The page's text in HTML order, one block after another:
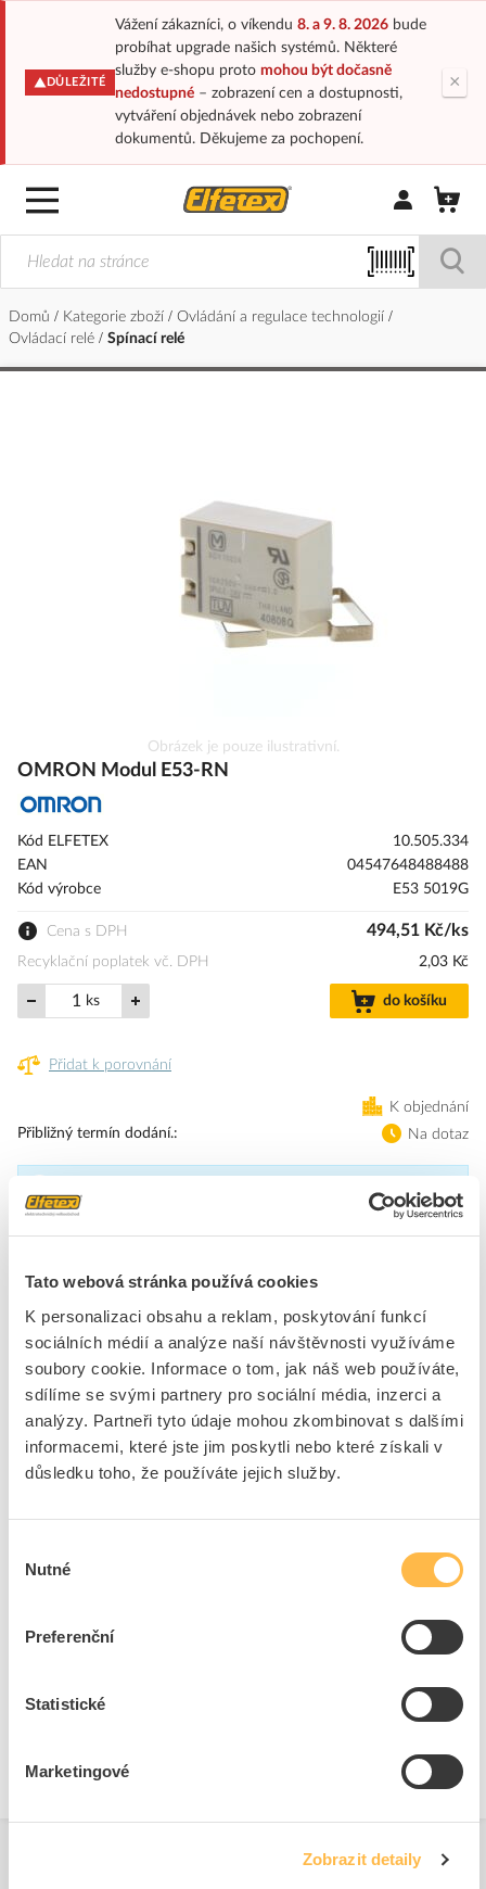
Tato webová stránka používá cookies
K personalizaci obsahu a reklam, poskytování funkcí
sociálních médií a analýze naší návštěvnosti využíváme
soubory cookie. Informace o tom, jak náš web používáte,
sdílíme se svými partnery pro sociální média, inzerci a
analýzy. Partneři tyto údaje mohou zkombinovat s dalšími
informacemi, které jste jim poskytli nebo které získali v
důsledku toho, že používáte jejich služby.
souhlasu
Nutné
Preferenční
Statistické
Marketingové
Zobrazit detaily
DŮLEŽITÉ
Vážení zákazníci, o víkendu 8. a 9. 8. 2026bude
probíhat upgrade našich systémů. Některé
služby e-shopu proto mohou být dočasně
nedostupné– zobrazení cen a dostupnosti,
vytváření objednávek nebo zobrazení
dokumentů. Děkujeme za pochopení.
×
Přihlásit/
Domů Kategorie zboží
Ovládání a regulace technologií
Ovládací relé
Spínací relé
na
galerie
s
Obrázek je pouze ilustrativní.
OMRON Modul E53-RN
Kód ELFETEX
10.505.334
EAN
04547648488488
Kód výrobce
E53 5019G
Cena s DPH 494,51 Kč/ks
Recyklační poplatek vč. DPH 2,03 Kč
ks do košíku
Přidat k porovnání
K objednání
Přibližný termín dodání.
Na dotaz
Dostupnost na pobočce zjistíte v detailu produktu.
Výstupní jednotka pro E5A/EN-H, reléový výstup
Značka OMRON
Příslušenství pro spínací relé
Typ příslušenství
Ostatní, jiné
Zařízení
Ano